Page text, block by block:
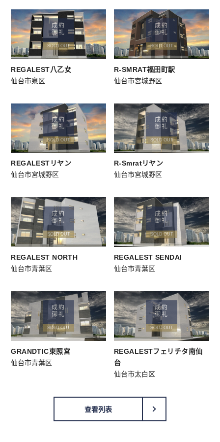
成約
御礼
SOLD OUT
REGALEST八乙女
仙台市泉区
成約
御礼
SOLD OUT
R-SMRAT福田町駅
仙台市宮城野区
成約
御礼
SOLD OUT
REGALESTリヤン
仙台市宮城野区
成約
御礼
SOLD OUT
R-Smratリヤン
仙台市宮城野区
成約
御礼
SOLD OUT
REGALEST NORTH
仙台市青葉区
成約
御礼
SOLD OUT
REGALEST SENDAI
仙台市青葉区
成約
御礼
SOLD OUT
GRANDTIC東照宮
仙台市青葉区
成約
御礼
SOLD OUT
REGALESTフェリチタ南仙
台
仙台市太白区
查看列表